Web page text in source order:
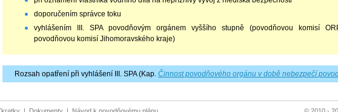
doporučením správce toku
vyhlášením III. SPA povodňovým orgánem vyššího stupně (povodňovou komisí
povodňovou komisí Jihomoravského kraje)
Rozsah opatření při vyhlášení III. SPA (Kap. Činnost povodňového orgánu v době nebezpečí